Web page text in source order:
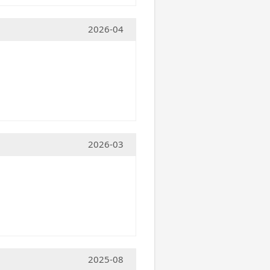
2026-04
2026-03
2025-08